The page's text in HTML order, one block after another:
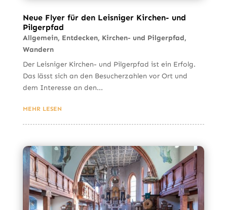
Neue Flyer für den Leisniger Kirchen- und
Pilgerpfad
Allgemein, Entdecken, Kirchen- und Pilgerpfad,
Wandern
Der Leisniger Kirchen- und Pilgerpfad ist ein Erfolg.
Das lässt sich an den Besucherzahlen vor Ort und
dem Interesse an den...
MEHR LESEN